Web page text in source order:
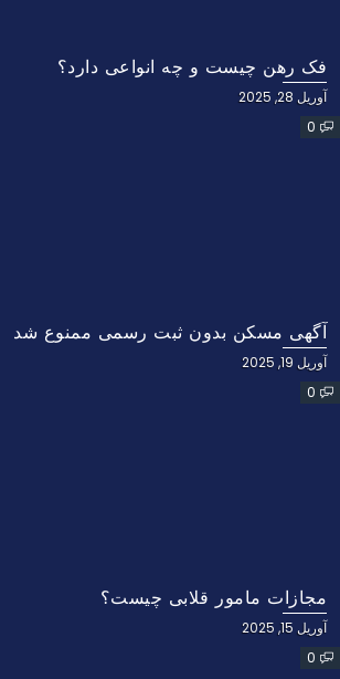
فک رهن چیست و چه انواعی دارد؟
آوریل 28, 2025
0
آگهی مسکن بدون ثبت رسمی ممنوع شد
آوریل 19, 2025
0
مجازات مامور قلابی چیست؟
آوریل 15, 2025
0